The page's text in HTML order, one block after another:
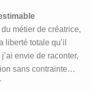
métier de créatrice,
totale qu’il
envie de raconter,
sans contrainte…